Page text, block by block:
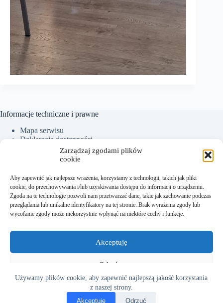
Zarządzaj zgodami plików
cookie
Aby zapewnić jak najlepsze wrażenia, korzystamy z technologii, takich jak pliki
cookie, do przechowywania i/lub uzyskiwania dostępu do informacji o urządzeniu.
Zgoda na te technologie pozwoli nam przetwarzać dane, takie jak zachowanie podczas
przeglądania lub unikalne identyfikatory na tej stronie. Brak wyrażenia zgody lub
wycofanie zgody może niekorzystnie wpłynąć na niektóre cechy i funkcje.
Akceptuję
Odmów
Zobacz preferencje
Używamy plików cookie, aby zapewnić najlepszą jakość korzystania
z naszej strony.
Akceptuję
Odrzuć
Informacje techniczne i prawne
Mapa serwisu
Deklaracja dostępności
Ochrona Danych Osobowych
Polityka plików cookies (EU)
Kontakt:
Sekretariat tel.: +48 18 300 01 93
Dyrektor tel. kom.: +48 782 538 840
Szkoła Muzyczna I stopnia w Starym Sączu